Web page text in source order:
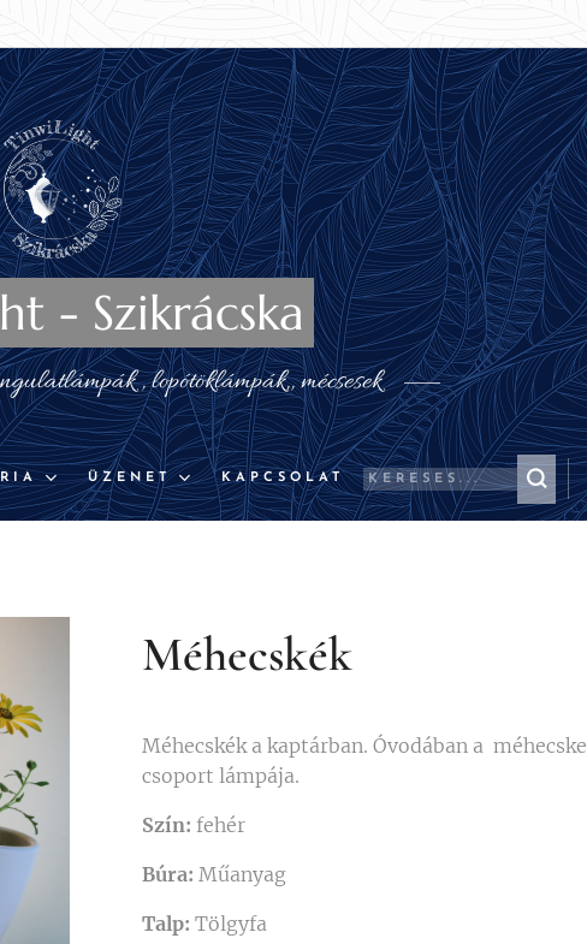
- Szikrácska
, lopótöklámpák,, mécsesek
ÜZENET KAPCSOLAT
Méhecskék
Méhecskék a kaptárban. Óvodában a méhecske
csoport lámpája.
Szín: fehér
Búra: Műanyag
Talp: Tölgyfa